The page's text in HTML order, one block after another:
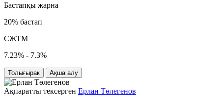
Бастапқы жарна
20% бастап
СЖТМ
7.23% - 7.3%
Толығырак Ақша алу
Ақпаратты тексерген Ерлан Төлегенов